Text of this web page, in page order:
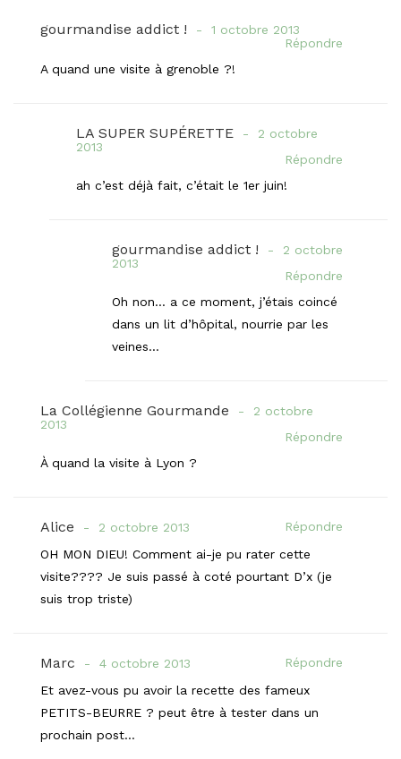
gourmandise addict !
1 octobre 2013
Répondre
A quand une visite à grenoble ?!
LA SUPER SUPÉRETTE
2 octobre
2013
Répondre
ah c’est déjà fait, c’était le 1er juin!
gourmandise addict !
2 octobre
2013
Répondre
Oh non… a ce moment, j’étais coincé
dans un lit d’hôpital, nourrie par les
veines…
La Collégienne Gourmande
2 octobre
2013
Répondre
À quand la visite à Lyon ?
Alice 2 octobre 2013
Répondre
OH MON DIEU! Comment ai-je pu rater cette
visite???? Je suis passé à coté pourtant D’x (je
suis trop triste)
Marc 4 octobre 2013
Répondre
Et avez-vous pu avoir la recette des fameux
PETITS-BEURRE ? peut être à tester dans un
prochain post…